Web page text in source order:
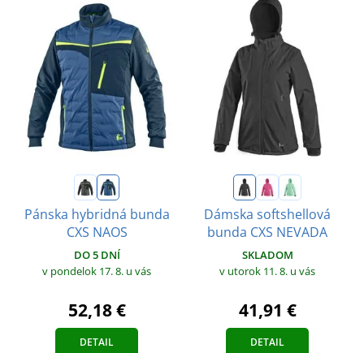
Pánska hybridná bunda
CXS NAOS
DO 5 DNÍ
v pondelok 17. 8. u vás
52,18 €
DETAIL
Dámska softshellová
bunda CXS NEVADA
SKLADOM
v utorok 11. 8. u vás
41,91 €
DETAIL